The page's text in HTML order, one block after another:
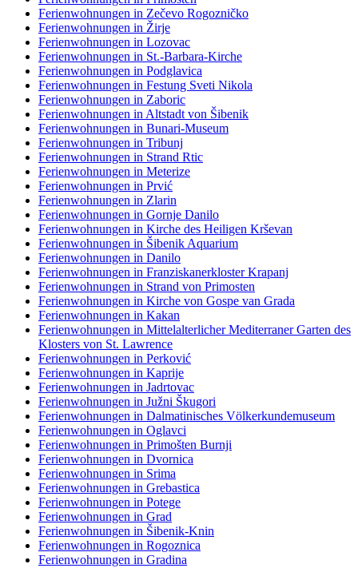
Ferienwohnungen in Zečevo Rogozničko
Ferienwohnungen in Žirje
Ferienwohnungen in Lozovac
Ferienwohnungen in St.-Barbara-Kirche
Ferienwohnungen in Podglavica
Ferienwohnungen in Festung Sveti Nikola
Ferienwohnungen in Zaboric
Ferienwohnungen in Altstadt von Šibenik
Ferienwohnungen in Bunari-Museum
Ferienwohnungen in Tribunj
Ferienwohnungen in Strand Rtic
Ferienwohnungen in Meterize
Ferienwohnungen in Prvić
Ferienwohnungen in Zlarin
Ferienwohnungen in Gornje Danilo
Ferienwohnungen in Kirche des Heiligen Krševan
Ferienwohnungen in Šibenik Aquarium
Ferienwohnungen in Danilo
Ferienwohnungen in Franziskanerkloster Krapanj
Ferienwohnungen in Strand von Primosten
Ferienwohnungen in Kirche von Gospe van Grada
Ferienwohnungen in Kakan
Ferienwohnungen in Mittelalterlicher Mediterraner Garten des
Klosters von St. Lawrence
Ferienwohnungen in Perković
Ferienwohnungen in Kaprije
Ferienwohnungen in Jadrtovac
Ferienwohnungen in Južni Škugori
Ferienwohnungen in Dalmatinisches Völkerkundemuseum
Ferienwohnungen in Oglavci
Ferienwohnungen in Primošten Burnji
Ferienwohnungen in Dvornica
Ferienwohnungen in Srima
Ferienwohnungen in Grebastica
Ferienwohnungen in Potege
Ferienwohnungen in Grad
Ferienwohnungen in Šibenik-Knin
Ferienwohnungen in Rogoznica
Ferienwohnungen in Gradina